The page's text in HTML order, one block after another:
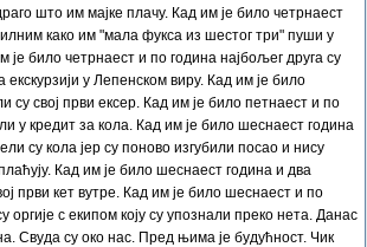
што им мајке плачу. Кад им је било четрнаест
како им "мала фукса из шестог три" пуши у
је било четрнаест и по година најбољег друга су
у Лепенском виру. Кад им је било
су свој први ексер. Кад им је било петнаест и по
у кредит за кола. Кад им је било шеснаест година
су кола јер су поново изгубили посао и нису
Кад им је било шеснаест година и два
први кет вутре. Кад им је било шеснаест и по
оргије с екипом коју су упознали преко нета. Данас
Свуда су око нас. Пред њима је будућност. Чик